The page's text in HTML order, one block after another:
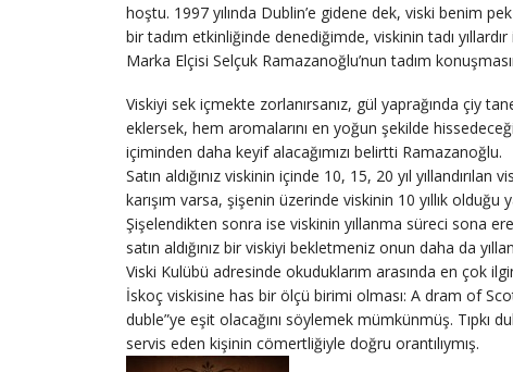
hoştu. 1997 yılında Dublin’e gidene dek, viski benim
bir tadım etkinliğinde denediğimde, viskinin tadı
Marka Elçisi Selçuk Ramazanoğlu’nun tadım
Viskiyi sek içmekte zorlanırsanız, gül yaprağında çiy
eklersek, hem aromalarını en yoğun şekilde
içiminden daha keyif alacağımızı belirtti Ramazanoğlu.
Satın aldığınız viskinin içinde 10, 15, 20 yıl yıllandırılan
karışım varsa, şişenin üzerinde viskinin 10 yıllık olduğu
Şişelendikten sonra ise viskinin yıllanma süreci sona
satın aldığınız bir viskiyi bekletmeniz onun daha da
Viski Kulübü adresinde okuduklarım arasında en çok
İskoç viskisine has bir ölçü birimi olması: A dram of
duble”ye eşit olacağını söylemek mümkünmüş. Tıpkı
servis eden kişinin cömertliğiyle doğru orantılıymış.